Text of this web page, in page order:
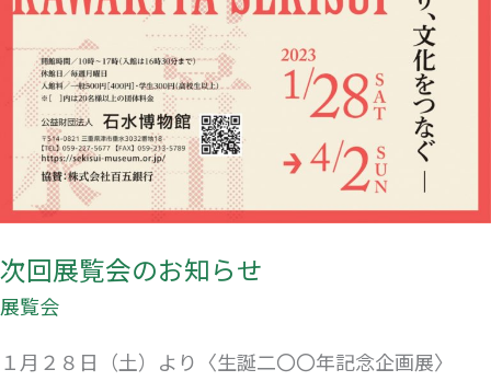
次回展覧会のお知らせ
展覧会
１月２８日（土）より〈生誕二〇〇年記念企画展〉